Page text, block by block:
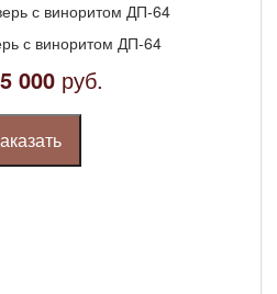
с виноритом ДП-64
000 руб.